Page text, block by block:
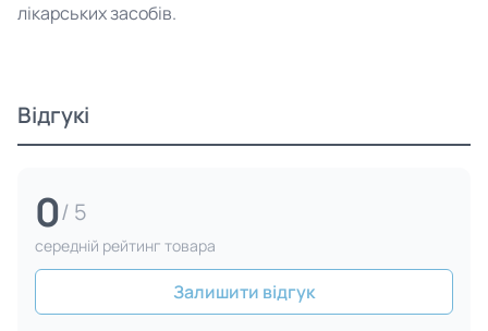
лікарських засобів.
Відгукі
0/ 5
cередній рейтинг товара
Залишити відгук